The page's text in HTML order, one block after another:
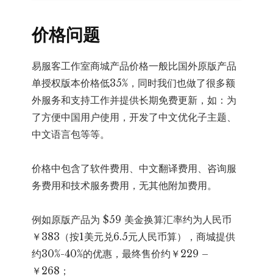
价格问题
易服客工作室商城产品价格一般比国外原版产品
单授权版本价格低35%，同时我们也做了很多额
外服务和支持工作并提供长期免费更新，如：为
了方便中国用户使用，开发了中文优化子主题、
中文语言包等等。
价格中包含了软件费用、中文翻译费用、咨询服
务费用和技术服务费用，无其他附加费用。
例如原版产品为 $59 美金换算汇率约为人民币
￥383（按1美元兑6.5元人民币算），商城提供
约30%-40%的优惠，最终售价约￥229 –
￥268；